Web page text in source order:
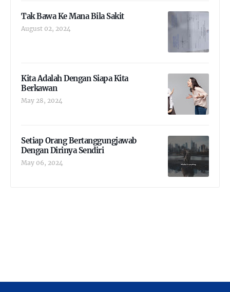
Tak Bawa Ke Mana Bila Sakit
August 02, 2024
Kita Adalah Dengan Siapa Kita
Berkawan
May 28, 2024
Setiap Orang Bertanggungjawab
Dengan Dirinya Sendiri
May 06, 2024